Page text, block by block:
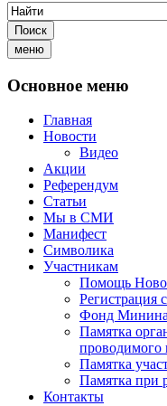
Поиск
меню
Основное меню
Главная
Новости
Видео
Акции
Референдум
Статьи
Мы в СМИ
Манифест
Символика
Участникам
Помощь
Регистрация
Фонд Минина
Памятка
проводимого
Памятка
Памятка при
Контакты